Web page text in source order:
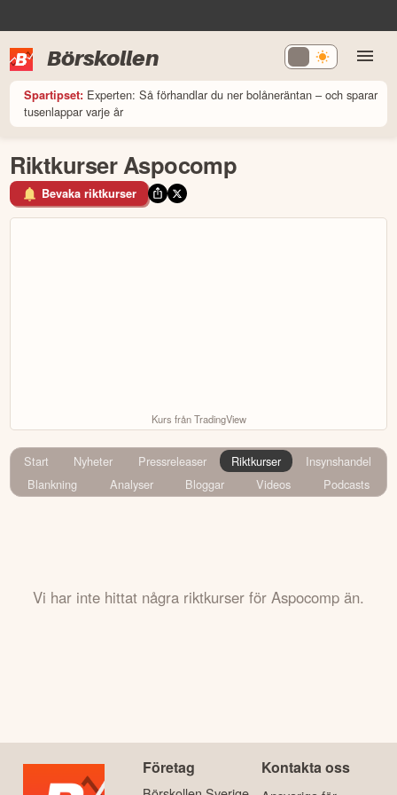
Börskollen
Spartipset: Experten: Så förhandlar du ner bolåneräntan – och sparar
tusenlappar varje år
Riktkurser Aspocomp
Bevaka riktkurser
Kurs från TradingView
Start Nyheter Pressreleaser Riktkurser
Insynshandel
Blankning
Analyser Bloggar Videos Podcasts
Vi har inte hittat några riktkurser för Aspocomp än.
Företag Kontakta oss